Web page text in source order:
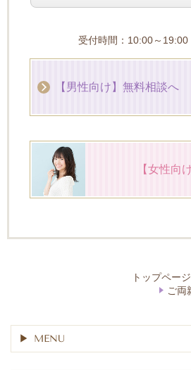
受付時間：10:00～19:00
【男性向け】無料相談へ
【女性向
トップページ
ご両
MENU